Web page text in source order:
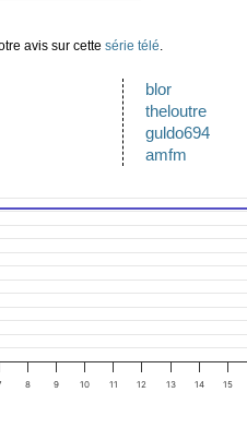
avis sur cette série télé
blor
theloutre
guldo694
amfm
8 9 10 11 12 13 14 15